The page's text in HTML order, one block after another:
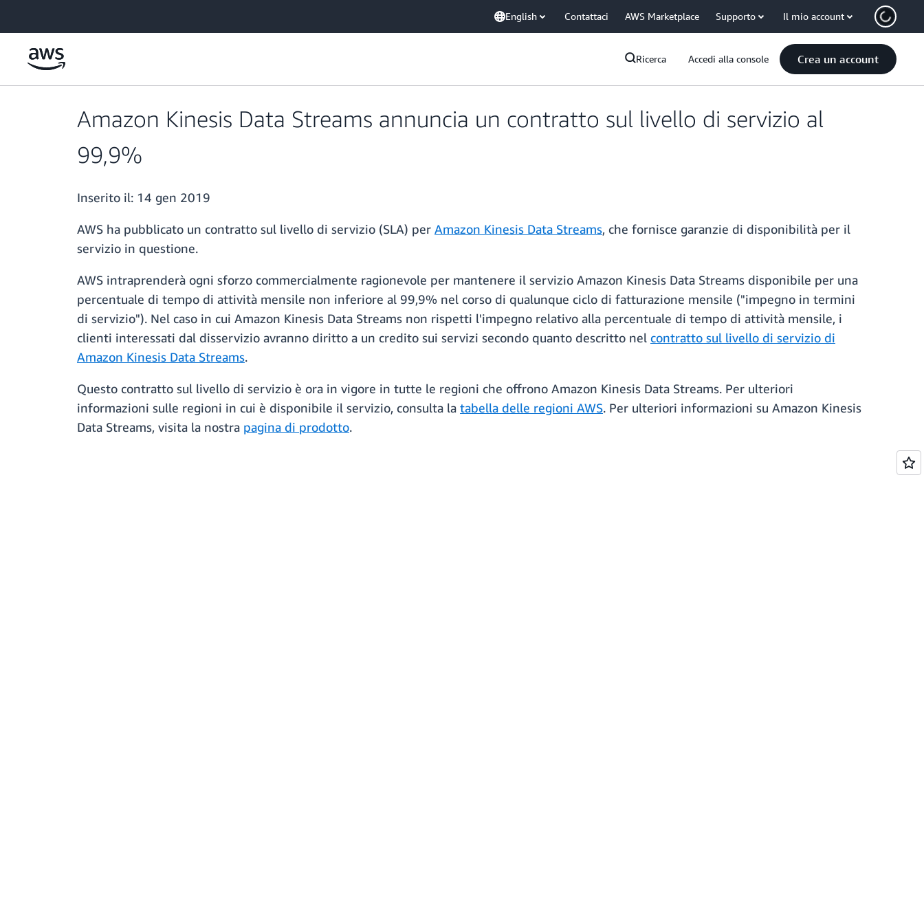
English Contattaci AWS Marketplace Supporto Il mio account
Ricerca Accedi alla console Crea un account
Amazon Kinesis Data Streams annuncia un contratto sul livello di servizio al
99,9%
Inserito il: 14 gen 2019
AWS ha pubblicato un contratto sul livello di servizio (SLA) per Amazon Kinesis Data Streams, che fornisce garanzie di disponibilità per il
servizio in questione.
AWS intraprenderà ogni sforzo commercialmente ragionevole per mantenere il servizio Amazon Kinesis Data Streams disponibile per una
percentuale di tempo di attività mensile non inferiore al 99,9% nel corso di qualunque ciclo di fatturazione mensile ("impegno in termini
di servizio"). Nel caso in cui Amazon Kinesis Data Streams non rispetti l'impegno relativo alla percentuale di tempo di attività mensile, i
clienti interessati dal disservizio avranno diritto a un credito sui servizi secondo quanto descritto nel contratto sul livello di servizio di
Amazon Kinesis Data Streams.
Questo contratto sul livello di servizio è ora in vigore in tutte le regioni che offrono Amazon Kinesis Data Streams. Per ulteriori
informazioni sulle regioni in cui è disponibile il servizio, consulta la tabella delle regioni AWS. Per ulteriori informazioni su Amazon Kinesis
Data Streams, visita la nostra pagina di prodotto.